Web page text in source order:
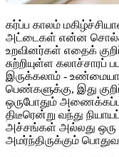
கர்ப்ப காலம்
அட்டைகள் என்ன
உறவினர்கள் எதைக்
சுற்றியுள்ள
இருக்கலாம் -
பெண்களுக்கு, இது
ஒருபோதும்
திடீரென்று வந்து
அச்சங்கள் அல்லது ஒரு
அமர்ந்திருக்கும்